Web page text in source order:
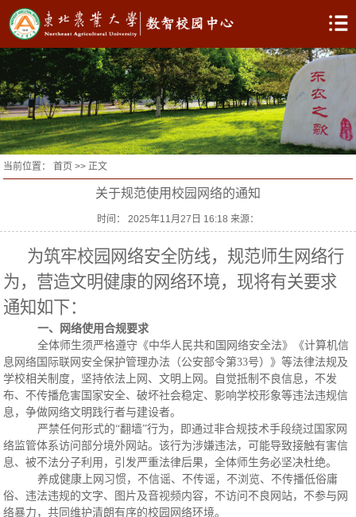
当前位置：首页 >> 正文
关于规范使用校园网络的通知
时间： 2025年11月27日 16:18 来源：
为筑牢校园网络安全防线，规范师生网络行
为，营造文明健康的网络环境，现将有关要求
通知如下：
一、网络使用合规要求
全体师生须严格遵守《中华人民共和国网络安全法》《计算机信
息网络国际联网安全保护管理办法（公安部令第33号）》等法律法规及
学校相关制度，坚持依法上网、文明上网。自觉抵制不良信息，不发
布、不传播危害国家安全、破坏社会稳定、影响学校形象等违法违规信
息，争做网络文明践行者与建设者。
严禁任何形式的“翻墙”行为，即通过非合规技术手段绕过国家网
络监管体系访问部分境外网站。该行为涉嫌违法，可能导致接触有害信
息、被不法分子利用，引发严重法律后果，全体师生务必坚决杜绝。
养成健康上网习惯，不信谣、不传谣，不浏览、不传播低俗庸
俗、违法违规的文字、图片及音视频内容，不访问不良网站，不参与网
络暴力，共同维护清朗有序的校园网络环境。